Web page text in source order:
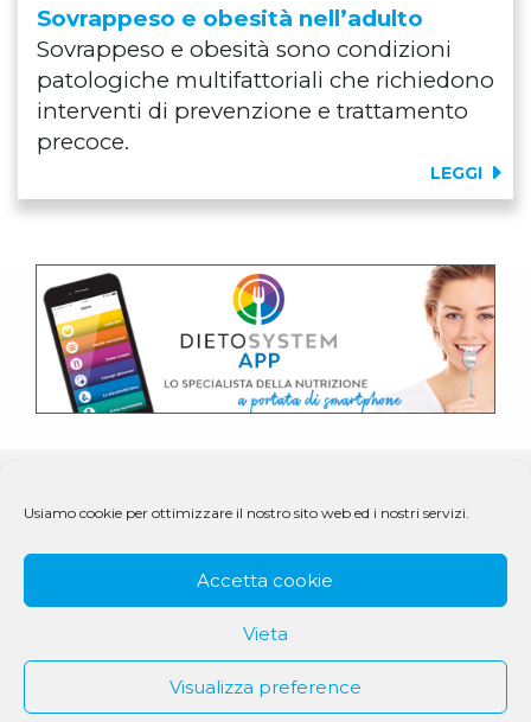
Usiamo cookie per ottimizzare il nostro sito web ed i nostri servizi.
Accetta cookie
Vieta
Visualizza preference
Sovrappeso e obesità nell’adulto
Sovrappeso e obesità sono condizioni
patologiche multifattoriali che richiedono
interventi di prevenzione e trattamento
precoce.
LEGGI
© 1979 - 2025 DS Medigroup S.r.l. a socio unico | CF/P.IVA